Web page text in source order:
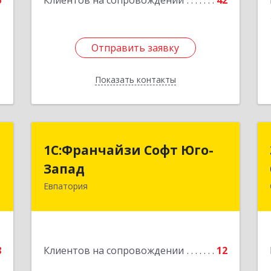
Отправить заявку
Показать контакты
Отправить заявку
Назад
1С:Франчайзи Софт Юго-
Запад
Евпатория
Клиентов на сопровождении 12
1С:Франчайзи Софт Юго-
Запад
297407, Крым Респ, Евпатория г,